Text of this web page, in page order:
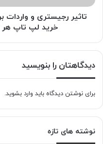
در
ایران
خرید
تاپ
هر
گران
تر
می
شود؟
تاثیر رجیستری و واردات
خرید لپ تاپ هر
دیدگاهتان را بنویسید
برای نوشتن دیدگاه باید وارد بشوید.
نوشته های تازه